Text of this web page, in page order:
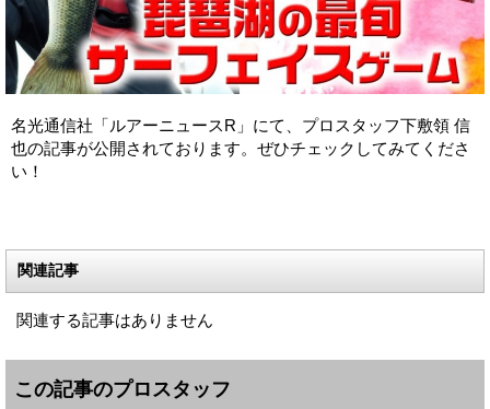
名光通信社「ルアーニュースR」にて、プロスタッフ下敷領 信
也の記事が公開されております。ぜひチェックしてみてくださ
い！
関連記事
関連する記事はありません
この記事のプロスタッフ